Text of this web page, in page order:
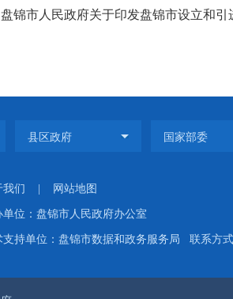
锦市人民政府关于印发盘锦市设立和
我们 网站地图
单位：盘锦市人民政府办公室
支持单位：盘锦市数据和政务服务局 联系方